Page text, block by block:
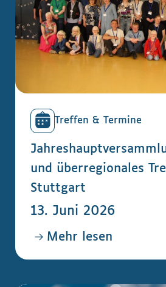
Treffen & Termine
und überregionales
Stuttgart
13. Juni 2026
Mehr lesen